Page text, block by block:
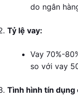
do ngân
Tỷ lệ vay:
Vay 70%-
so với vay
Tình hình tín dụng